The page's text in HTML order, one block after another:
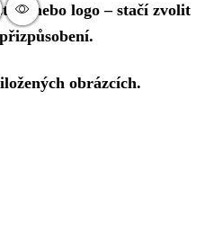
nebo logo – stačí zvolit
obrázcích.